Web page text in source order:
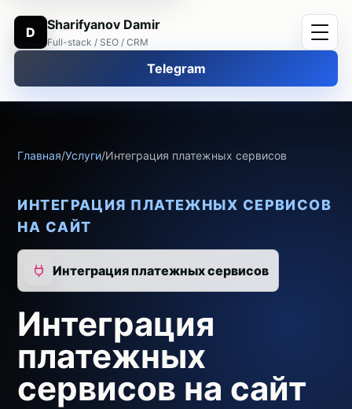
D Sharifyanov Damir
Full-stack / SEO / CRM
Telegram
Главная/Услуги/Интеграция платежных сервисов
ИНТЕГРАЦИЯ ПЛАТЕЖНЫХ СЕРВИСОВ
НА САЙТ
Интеграция платежных сервисов
Интеграция
платежных
сервисов на сайт